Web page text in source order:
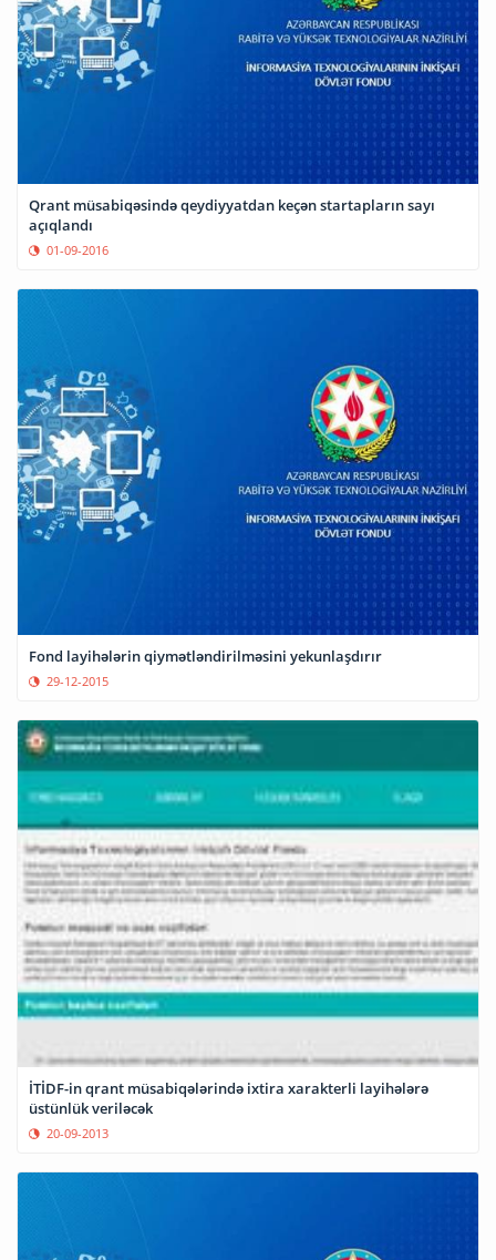
Qrant müsabiqəsində qeydiyyatdan keçən startapların sayı
açıqlandı
01-09-2016
Fond layihələrin qiymətləndirilməsini yekunlaşdırır
29-12-2015
İTİDF-in qrant müsabiqələrində ixtira xarakterli layihələrə
üstünlük veriləcək
20-09-2013